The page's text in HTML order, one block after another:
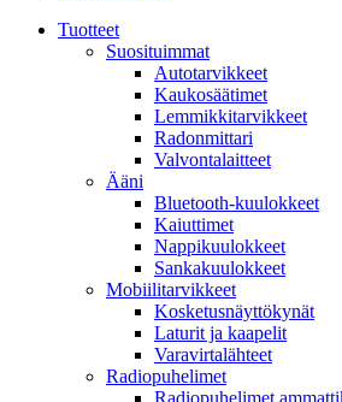
Tuotteet
Suosituimmat
Autotarvikkeet
Kaukosäätimet
Lemmikkitarvikkeet
Radonmittari
Valvontalaitteet
Ääni
Bluetooth-kuulokkeet
Kaiuttimet
Nappikuulokkeet
Sankakuulokkeet
Mobiilitarvikkeet
Kosketusnäyttökynät
Laturit ja kaapelit
Varavirtalähteet
Radiopuhelimet
Radiopuhelimet